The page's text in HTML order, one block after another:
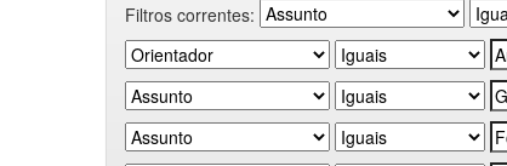
Filtros correntes: